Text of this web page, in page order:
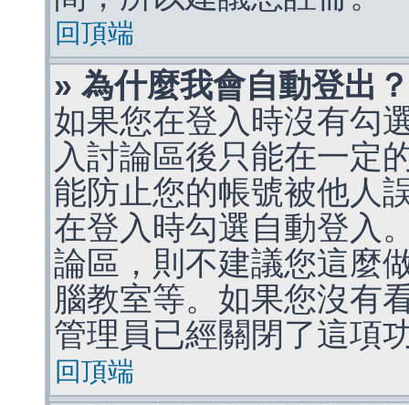
回頂端
» 為什麼我會自動登出？
如果您在登入時沒有勾
入討論區後只能在一定
能防止您的帳號被他人
在登入時勾選自動登入
論區，則不建議您這麼
腦教室等。如果您沒有
管理員已經關閉了這項
回頂端